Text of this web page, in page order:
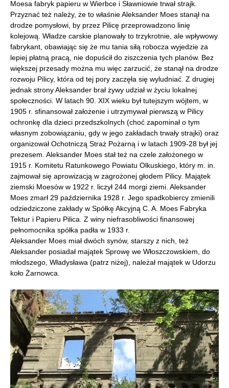
Moesa fabryk papieru w Wierbce i Sławniowie trwał strajk.
Przyznać też należy, że to właśnie Aleksander Moes stanął na
drodze pomysłowi, by przez Pilicę przeprowadzono linię
kolejową. Władze carskie planowały to trzykrotnie, ale wpływowy
fabrykant, obawiając się że mu tania siłą robocza wyjedzie za
lepiej płatną pracą, nie dopuścił do ziszczenia tych planów. Bez
większej przesady można mu więc zarzucić, że stanął na drodze
rozwoju Pilicy, która od tej pory zaczęła się wyludniać. Z drugiej
jednak strony Aleksander brał żywy udział w życiu lokalnej
społeczności. W latach 90. XIX wieku był tutejszym wójtem, w
1905 r. sfinansował założenie i utrzymywał pierwszą w Pilicy
ochronkę dla dzieci przedszkolnych (choć zapominał o tym
własnym zobowiązaniu, gdy w jego zakładach trwały strajki) oraz
organizował Ochotniczą Straż Pożarną i w latach 1909-28 był jej
prezesem. Aleksander Moes stał też na czele założonego w
1915 r. Komitetu Ratunkowego Powiatu Olkuskiego, który m. in.
zajmował się aprowizacją w zagrożonej głodem Pilicy. Majątek
ziemski Moesów w 1922 r. liczył 244 morgi ziemi. Aleksander
Moes zmarł 29 października 1928 r. Jego spadkobiercy zmienili
odziedziczone zakłady w Spółkę Akcyjną C. A. Moes Fabryka
Tektur i Papieru Pilica. Z winy niefrasobliwości finansowej
pełnomocnika spółka padła w 1933 r.
Aleksander Moes miał dwóch synów, starszy z nich, też
Aleksander posiadał majątek Sprowę we Włoszczowskiem, do
młodszego, Władysława (patrz niżej), należał majątek w Udorzu
koło Żarnowca.